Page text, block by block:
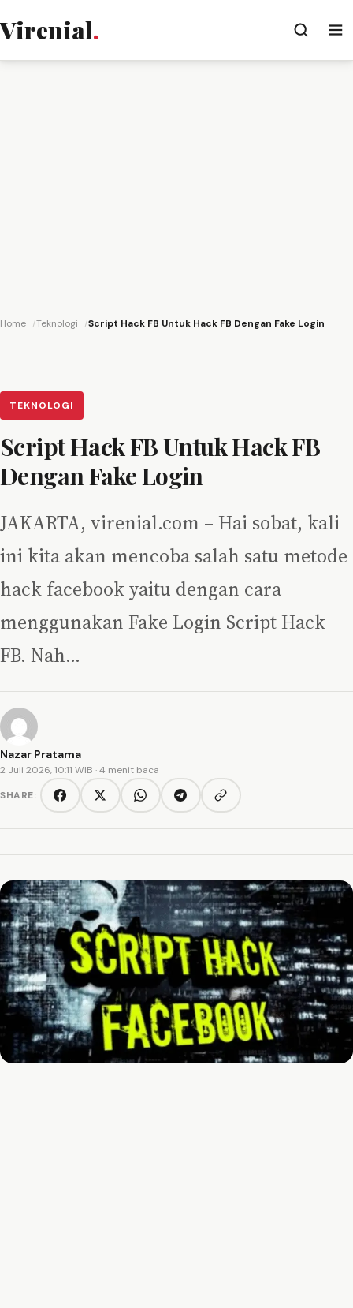
Virenial.
Home Teknologi Script Hack FB Untuk Hack FB Dengan Fake Login
TEKNOLOGI
Script Hack FB Untuk Hack FB
Dengan Fake Login
JAKARTA, virenial.com – Hai sobat, kali
ini kita akan mencoba salah satu metode
hack facebook yaitu dengan cara
menggunakan Fake Login Script Hack
FB. Nah…
Nazar Pratama
2 Juli 2026, 10:11 WIB · 4 menit baca
SHARE:
FacebookTwitter/XWhatsAppTelegramCopy link